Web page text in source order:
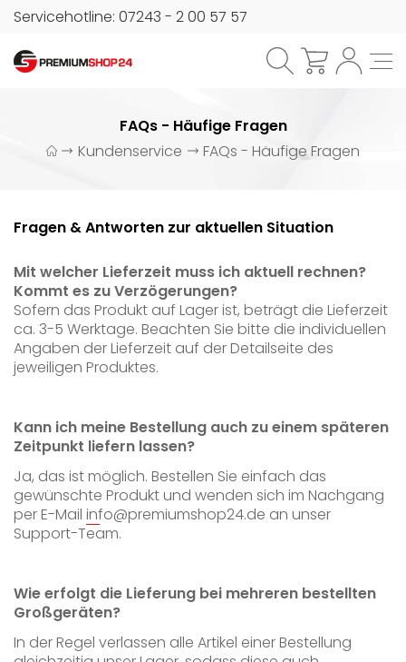
Servicehotline: 07243 - 2 00 57 57
FAQs - Häufige Fragen
Kundenservice
FAQs - Häufige Fragen
Fragen & Antworten zur aktuellen Situation
Mit welcher Lieferzeit muss ich aktuell rechnen?
Kommt es zu Verzögerungen?
Sofern das Produkt auf Lager ist, beträgt die Lieferzeit
ca. 3-5 Werktage. Beachten Sie bitte die individuellen
Angaben der Lieferzeit auf der Detailseite des
jeweiligen Produktes.
Kann ich meine Bestellung auch zu einem späteren
Zeitpunkt liefern lassen?
Ja, das ist möglich. Bestellen Sie einfach das
gewünschte Produkt und wenden sich im Nachgang
per E-Mail info@premiumshop24.de an unser
Support-Team.
Wie erfolgt die Lieferung bei mehreren bestellten
Großgeräten?
In der Regel verlassen alle Artikel einer Bestellung